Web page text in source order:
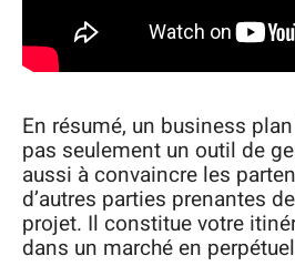
En résumé, un business
pas seulement un outil de
aussi à convaincre les
d’autres parties prenantes
projet. Il constitue votre
dans un marché en